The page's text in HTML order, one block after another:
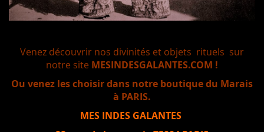
Venez découvrir nos divinités et objets rituels sur
notre site MESINDESGALANTES.COM !
Ou venez les choisir dans notre boutique du Marais
à PARIS.
MES INDES GALANTES